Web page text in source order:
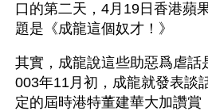
口的第二天，4月19日香港蘋
題是《成龍這個奴才！》
其實，成龍說這些助惡爲虐話
003年11月初，成龍就發表談
定的屆時港特董建華大加讚賞